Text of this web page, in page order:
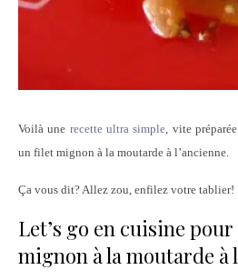
Voilà une recette ultra simple, vite
un filet mignon à la moutarde à l’ancienne.
Ça vous dit? Allez zou, enfilez votre tablier!
Let’s go en cuisine
mignon à la moutarde à